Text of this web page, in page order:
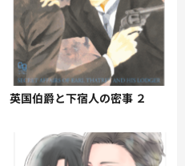
英国伯爵と下宿人の密事 ２